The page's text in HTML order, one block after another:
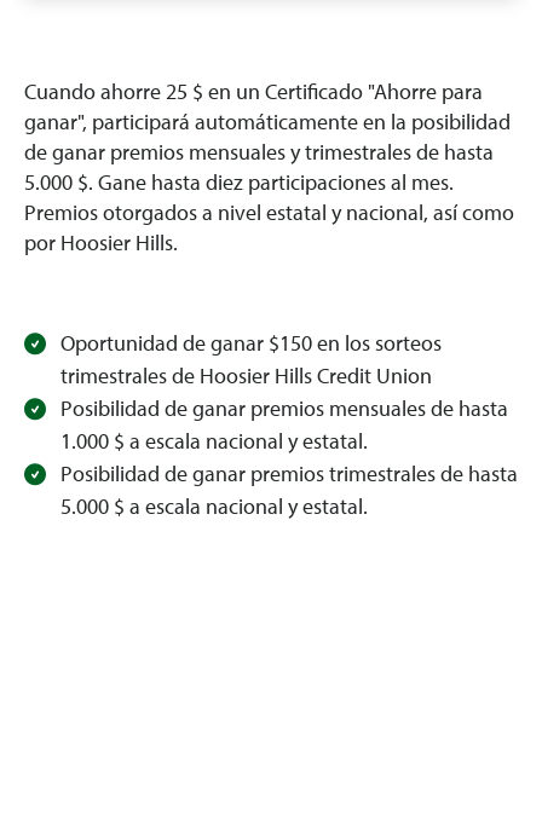
Cuando ahorre 25 $ en un Certificado "Ahorre para
ganar", participará automáticamente en la posibilidad
de ganar premios mensuales y trimestrales de hasta
5.000 $. Gane hasta diez participaciones al mes.
Premios otorgados a nivel estatal y nacional, así como
por Hoosier Hills.
Oportunidad de ganar $150 en los sorteos
trimestrales de Hoosier Hills Credit Union
Posibilidad de ganar premios mensuales de hasta
1.000 $ a escala nacional y estatal.
Posibilidad de ganar premios trimestrales de hasta
5.000 $ a escala nacional y estatal.